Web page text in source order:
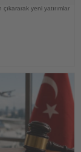
yeni yatırımlar